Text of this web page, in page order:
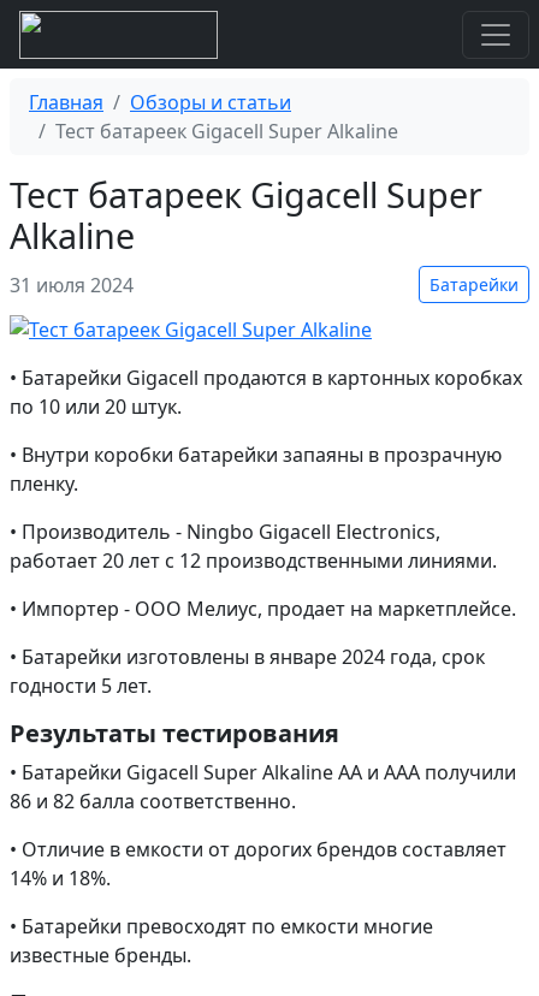
Главная
Обзоры и статьи
Тест батареек Gigacell Super Alkaline
Тест батареек Gigacell Super
Alkaline
31 июля 2024 Батарейки
• Батарейки Gigacell продаются в картонных коробках
по 10 или 20 штук.
• Внутри коробки батарейки запаяны в прозрачную
пленку.
• Производитель - Ningbo Gigacell Electronics,
работает 20 лет с 12 производственными линиями.
• Импортер - ООО Мелиус, продает на маркетплейсе.
• Батарейки изготовлены в январе 2024 года, срок
годности 5 лет.
Результаты тестирования
• Батарейки Gigacell Super Alkaline AA и AAA получили
86 и 82 балла соответственно.
• Отличие в емкости от дорогих брендов составляет
14% и 18%.
• Батарейки превосходят по емкости многие
известные бренды.